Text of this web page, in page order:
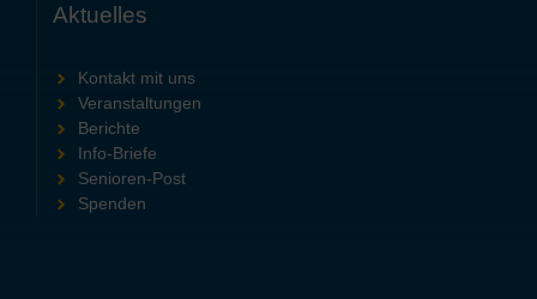
Aktuelles
Kontakt mit uns
Veranstaltungen
Berichte
Info-Briefe
Senioren-Post
Spenden